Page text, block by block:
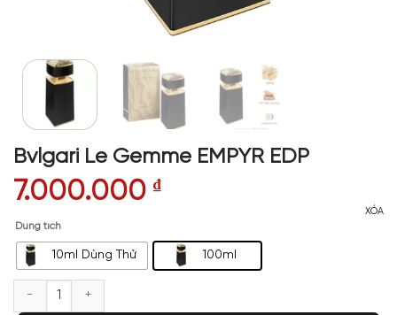
Bvlgari Le Gemme EMPYR EDP
7.000.000 ₫
Dung tích
10ml Dùng Thử 100ml
XÓA
Bvlgari Le Gemme EMPYR EDP số lượng